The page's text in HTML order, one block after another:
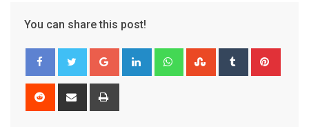
You can share this post!
Google+ LinkedIn WhatsappStumbleUpon
Tumblr
Reddit
Share